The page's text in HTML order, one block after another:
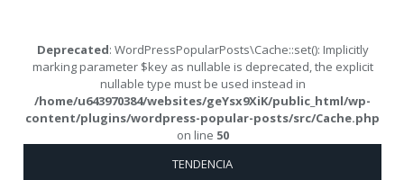
Deprecated: WordPressPopularPosts\Cache::set(): Implicitly
marking parameter $key as nullable is deprecated, the explicit
nullable type must be used instead in
/home/u643970384/websites/geYsx9XiK/public_html/wp-
content/plugins/wordpress-popular-posts/src/Cache.php
on line 50
TENDENCIA